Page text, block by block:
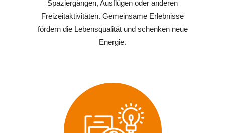
Spaziergängen, Ausflügen oder anderen
Freizeitaktivitäten. Gemeinsame Erlebnisse
fördern die Lebensqualität und schenken neue
Energie.